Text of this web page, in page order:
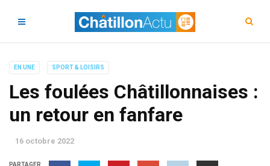
EN UNE SPORT & LOISIRS
Les foulées Châtillonnaises :
un retour en fanfare
16 octobre 2022
PARTAGER